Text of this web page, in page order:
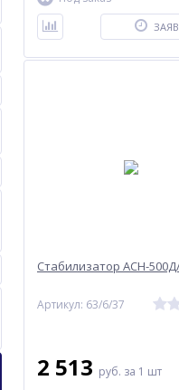
Стабилизатор АСН-
Артикул: 63/6/37
2 513 руб. за 1 шт